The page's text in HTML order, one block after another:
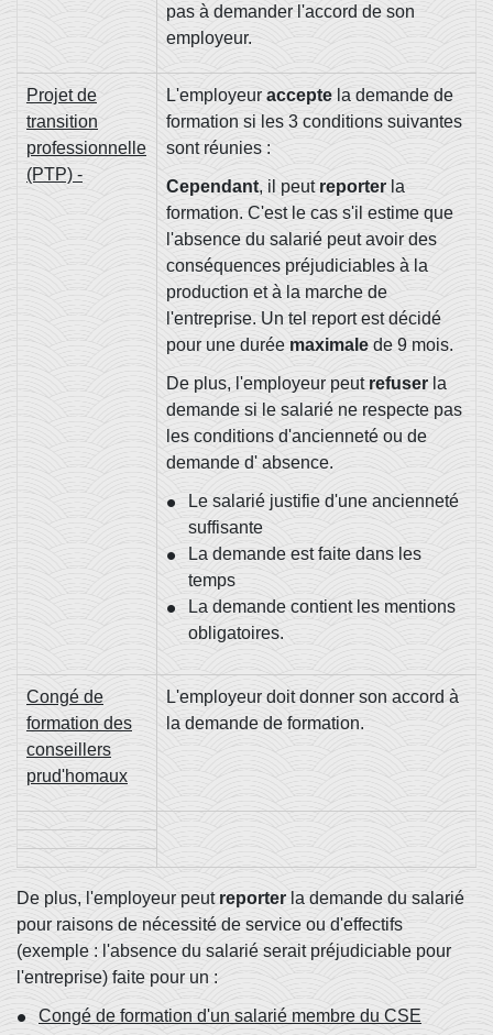
pas à demander l'accord de son
employeur.
Projet de
transition
professionnelle
(PTP) -
L'employeur accepte la demande de
formation si les 3 conditions suivantes
sont réunies :
Cependant, il peut reporter la
formation. C'est le cas s'il estime que
l'absence du salarié peut avoir des
conséquences préjudiciables à la
production et à la marche de
l'entreprise. Un tel report est décidé
pour une durée maximale de 9 mois.
De plus, l'employeur peut refuser la
demande si le salarié ne respecte pas
les conditions d'ancienneté ou de
demande d' absence.
Le salarié justifie d'une ancienneté
suffisante
La demande est faite dans les
temps
La demande contient les mentions
obligatoires.
Congé de
formation des
conseillers
prud'homaux
L'employeur doit donner son accord à
la demande de formation.
De plus, l'employeur peut reporter la demande du salarié
pour raisons de nécessité de service ou d'effectifs
(exemple : l'absence du salarié serait préjudiciable pour
l'entreprise) faite pour un :
Congé de formation d'un salarié membre du CSE